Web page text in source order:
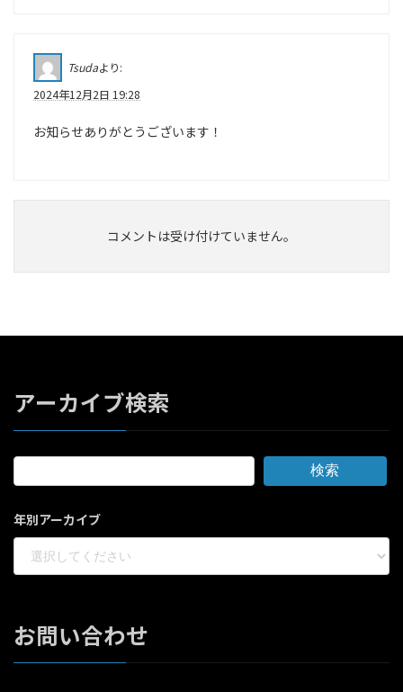
Tsudaより:
2024年12月2日 19:28
お知らせありがとうございます！
コメントは受け付けていません。
アーカイブ検索
検索
年別アーカイブ
お問い合わせ